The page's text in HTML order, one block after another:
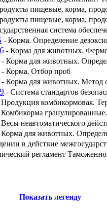
пищевые, корма,
пищевые, корма,
система
- Корма. Определение
- Корма для животных.
- Корма для животных.
- Корма. Отбор проб
- Корма для животных. Метод
- Система стандартов
комбикормовая.
неавтоматического
для животных.
в действие
регламент
Показать легенду